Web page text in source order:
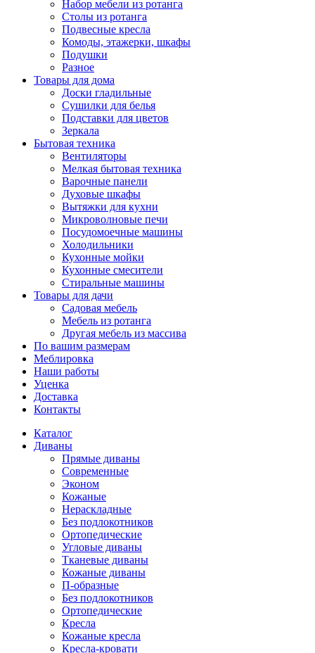
Набор мебели из ротанга
Столы из ротанга
Подвесные кресла
Комоды, этажерки, шкафы
Подушки
Разное
Товары для дома
Доски гладильные
Сушилки для белья
Подставки для цветов
Зеркала
Бытовая техника
Вентиляторы
Мелкая бытовая техника
Варочные панели
Духовые шкафы
Вытяжки для кухни
Микроволновые печи
Посудомоечные машины
Холодильники
Кухонные мойки
Кухонные смесители
Стиральные машины
Товары для дачи
Садовая мебель
Мебель из ротанга
Другая мебель из массива
По вашим размерам
Меблировка
Наши работы
Уценка
Доставка
Контакты
Каталог
Диваны
Прямые диваны
Современные
Эконом
Кожаные
Нераскладные
Без подлокотников
Ортопедические
Угловые диваны
Тканевые диваны
Кожаные диваны
П-образные
Без подлокотников
Ортопедические
Кресла
Кожаные кресла
Кресла-кровати